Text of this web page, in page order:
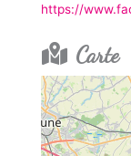
https://
Carte